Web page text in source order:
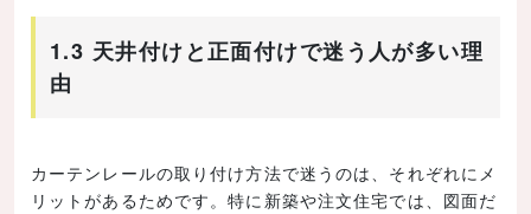
1.3 天井付けと正面付けで迷う人が多い理
由
カーテンレールの取り付け方法で迷うのは、それぞれにメ
リットがあるためです。特に新築や注文住宅では、図面だ